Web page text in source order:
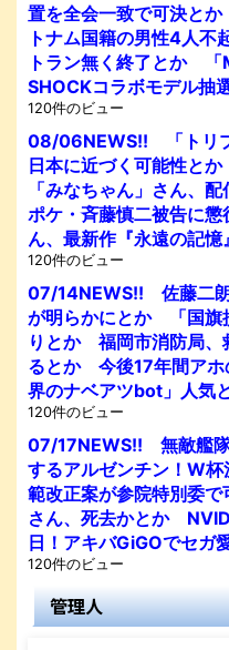
置を全会一致で可決と
トナム国籍の男性4人
トラン無く終了とか
SHOCKコラボモデル抽
120件のビュー
08/06NEWS!! 「トリ
日本に近づく可能性と
「みなちゃん」さん、
ポケ・斉藤慎二被告に
ん、最新作『永遠の記
120件のビュー
07/14NEWS!! 佐藤二朗
が明らかにとか 「国旗
りとか 福岡市消防局、
るとか 今後17年間アホ
界のナベアツbot」人気
120件のビュー
07/17NEWS!! 無敵艦隊
するアルゼンチン！W
範改正案が参院特別委
さん、死去かとか
日！アキバGiGOでセガ
120件のビュー
管理人